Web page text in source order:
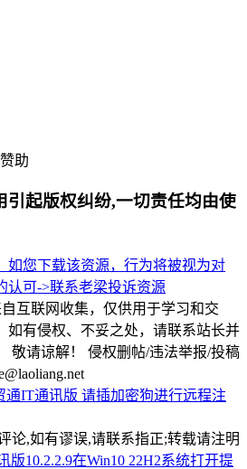
助
引起版权纠纷,一切责任均由使
如您下载该资源，行为将被视为对
认可->联系老梁投诉资源
互联网收集，仅供用于学习和交
如有侵权、不妥之处，请联系站长并
敬请谅解！ 侵权删帖/违法举报/投稿
通IT通讯版 请插加密狗进行远程注
论,如有谬误,请联系指正;转载请注明
版10.2.2.9在Win10 22H2系统打开提